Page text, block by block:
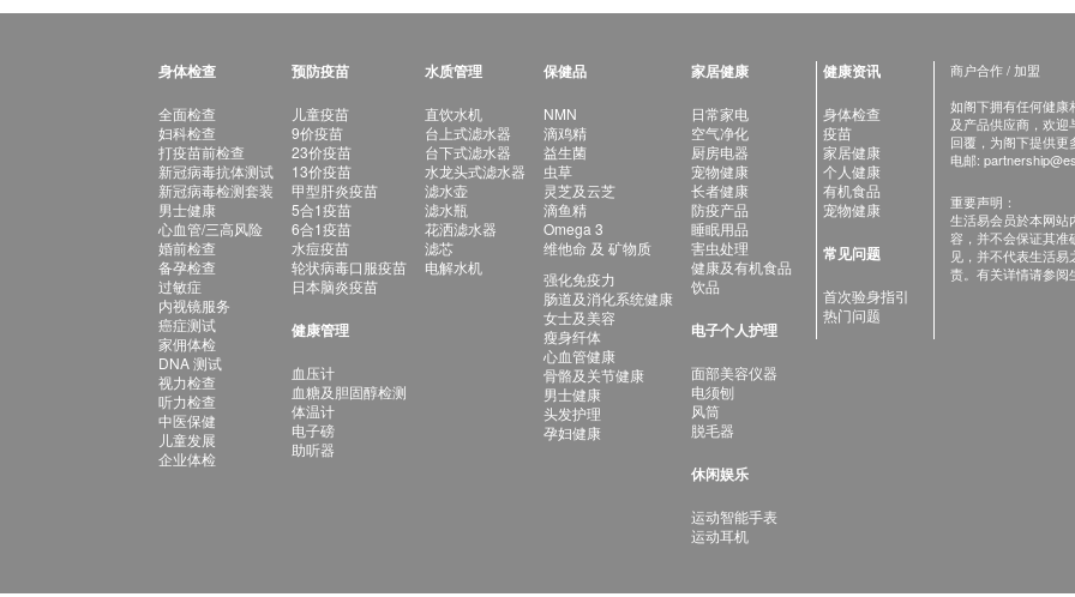
身体检查
全面检查
妇科检查
打疫苗前检查
新冠病毒抗体测试
新冠病毒检测套装
男士健康
心血管/三高风险
婚前检查
备孕检查
过敏症
内视镜服务
癌症测试
家佣体检
DNA 测试
视力检查
听力检查
中医保健
儿童发展
企业体检
预防疫苗
儿童疫苗
9价疫苗
23价疫苗
13价疫苗
甲型肝炎疫苗
5合1疫苗
6合1疫苗
水痘疫苗
轮状病毒口服疫苗
日本脑炎疫苗
健康管理
血压计
血糖及胆固醇检测
体温计
电子磅
助听器
水质管理
直饮水机
台上式滤水器
台下式滤水器
水龙头式滤水器
滤水壶
滤水瓶
花洒滤水器
滤芯
电解水机
保健品
NMN
滴鸡精
益生菌
虫草
灵芝及云芝
滴鱼精
Omega 3
维他命 及 矿物质
强化免疫力
肠道及消化系统健康
女士及美容
瘦身纤体
心血管健康
骨骼及关节健康
男士健康
头发护理
孕妇健康
家居健康
日常家电
空气净化
厨房电器
宠物健康
长者健康
防疫产品
睡眠用品
害虫处理
健康及有机食品
饮品
电子个人护理
面部美容仪器
电须刨
风筒
脱毛器
休闲娱乐
运动智能手表
运动耳机
健康资讯
身体检查
疫苗
家居健康
个人健康
有机食品
宠物健康
常见问题
首次验身指引
热门问题
商户合作 / 加盟
如阁下拥有任何健康
及产品供应商，欢迎
回覆，为阁下提供更
电邮:
重要声明：
生活易会员於本网站
容，并不会保证其准
见，并不代表生活
责。有关详情请参阅